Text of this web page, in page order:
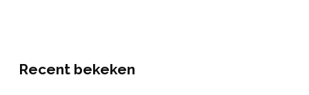
Recent bekeken